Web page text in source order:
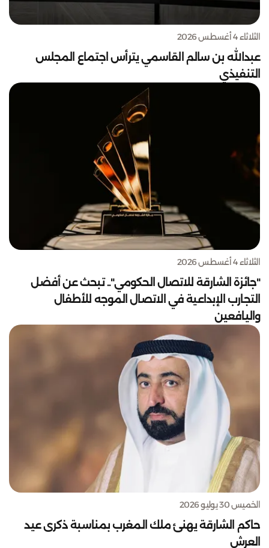
الثلاثاء 4 أغسطس 2026
عبدالله بن سالم القاسمي يترأس اجتماع المجلس
التنفيذي
الثلاثاء 4 أغسطس 2026
"جائزة الشارقة للاتصال الحكومي".. تبحث عن أفضل
التجارب الإبداعية في الاتصال الموجه للأطفال
واليافعين
الخميس 30 يوليو 2026
حاكم الشارقة يهنئ ملك المغرب بمناسبة ذكرى عيد
العرش